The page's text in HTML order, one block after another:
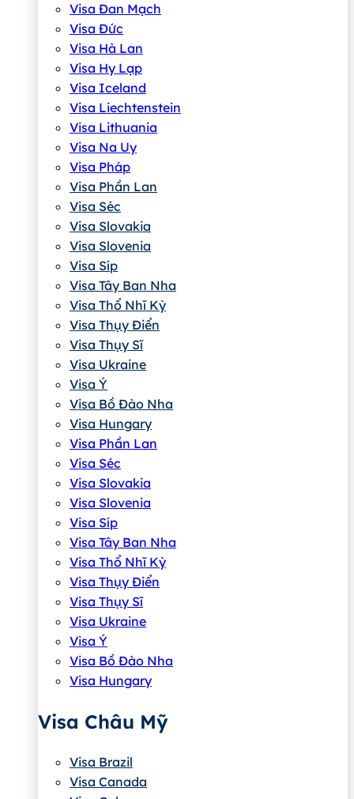
Visa Đan Mạch
Visa Đức
Visa Hà Lan
Visa Hy Lạp
Visa Iceland
Visa Liechtenstein
Visa Lithuania
Visa Na Uy
Visa Pháp
Visa Phần Lan
Visa Séc
Visa Slovakia
Visa Slovenia
Visa Síp
Visa Tây Ban Nha
Visa Thổ Nhĩ Kỳ
Visa Thụy Điển
Visa Thụy Sĩ
Visa Ukraine
Visa Ý
Visa Bồ Đào Nha
Visa Hungary
Visa Phần Lan
Visa Séc
Visa Slovakia
Visa Slovenia
Visa Síp
Visa Tây Ban Nha
Visa Thổ Nhĩ Kỳ
Visa Thụy Điển
Visa Thụy Sĩ
Visa Ukraine
Visa Ý
Visa Bồ Đào Nha
Visa Hungary
Visa Châu Mỹ
Visa Brazil
Visa Canada